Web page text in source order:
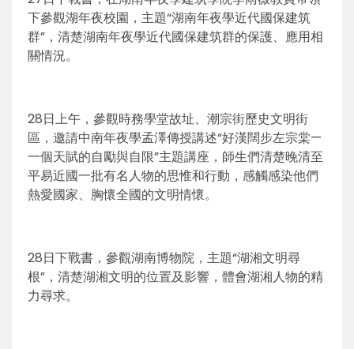
下參觀湖年夜校園，主題“湖南年夜學近代國保建筑
群”，清楚湖南年夜學近代國保建筑群的保護、應用相
關情況。
28日上午，參觀時務學堂故址、潮宗街歷史文明街
區，邀請中南年夜學孟澤傳授講述“好漢闊步左宗棠—
一個天賦的自勵與自限”主題講座，師生們清楚晚清至
平易近國一批有名人物的思惟和行動，感觸感染他們
熱愛國家、胸懷全國的文明情懷。
28日下戰書，參觀湖南博物院，主題“湖湘文明尋
根”，清楚湖湘文明的位置及影響，體會湖湘人物的精
力尋求。